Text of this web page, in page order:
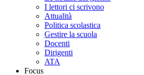
I lettori ci scrivono
Attualità
Politica scolastica
Gestire la scuola
Docenti
Dirigenti
ATA
Focus